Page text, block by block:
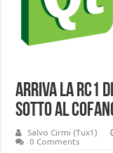
Arriva la RC1
sotto al
Salvo Cirmi (Tux1)
0 Comments